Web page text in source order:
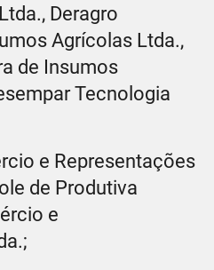
Deragro
Agrícolas Ltda.,
de Insumos
Tecnologia
e Representações
de Produtiva
e